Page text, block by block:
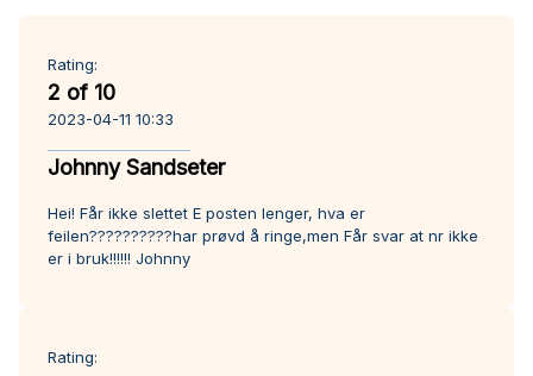
Rating:
2 of 10
2023-04-11 10:33
Johnny Sandseter
Hei! Får ikke slettet E posten lenger, hva er
feilen??????????har prøvd å ringe,men Får svar at nr ikke
er i bruk!!!!!! Johnny
Rating: